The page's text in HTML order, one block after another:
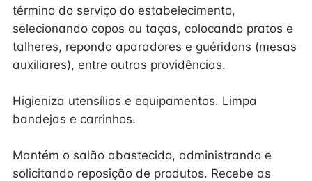
término do serviço do estabelecimento,
selecionando copos ou taças, colocando pratos e
talheres, repondo aparadores e guéridons (mesas
auxiliares), entre outras providências.
Higieniza utensílios e equipamentos. Limpa
bandejas e carrinhos.
Mantém o salão abastecido, administrando e
solicitando reposição de produtos. Recebe as